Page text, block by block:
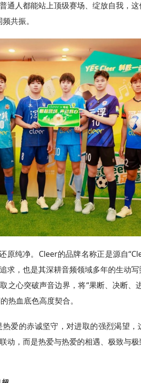
通人都能站上顶级赛场、绽放自我，
共振。
原纯净。Cleer的品牌名称正是源自
求，也是其深耕音频领域多年的生动
之心突破声音边界，将“果断、决断、
热血底色高度契合。
爱的赤诚坚守，对进取的强烈渴望，
动，而是热爱与热爱的相遇、极致与